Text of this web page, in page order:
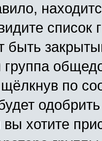
список
быть
по
вы хотите